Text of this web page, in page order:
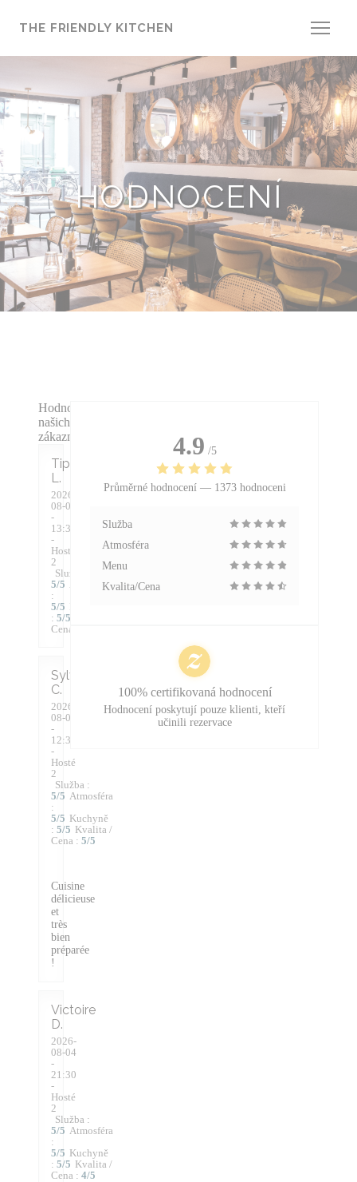
THE FRIENDLY KITCHEN
HODNOCENÍ
Hodnocení
našich
zákazníků
Tiphaine
L
2026-
08-07
-
13:30
-
Hosté
2
Služba
5/5 Atmosféra
:
5/5
: 5/5
Cena
Sylvie
C
2026-
08-07
-
12:30
-
Hosté
2
Služba :
5/5 Atmosféra
:
5/5 Kuchyně
: 5/5 Kvalita /
Cena : 5/5
Cuisine
délicieuse
et
très
bien
préparée
!
Victoire
D
2026-
08-04
-
21:30
-
Hosté
2
Služba :
5/5 Atmosféra
:
5/5 Kuchyně
: 5/5 Kvalita /
Cena : 4/5
4.9 /5
Průměrné hodnocení — 1373 hodnoceni
Služba
Atmosféra
Menu
Kvalita/Cena
100% certifikovaná hodnocení
Hodnocení poskytují pouze klienti, kteří
učinili rezervace